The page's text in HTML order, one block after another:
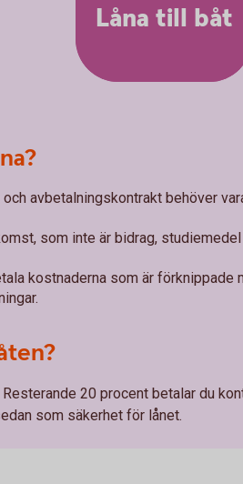
avbetalningskontrakt behöver
som inte är bidrag, studiemedel
kostnaderna som är förknippade
20 procent betalar du
som säkerhet för lånet.
Låna till båt